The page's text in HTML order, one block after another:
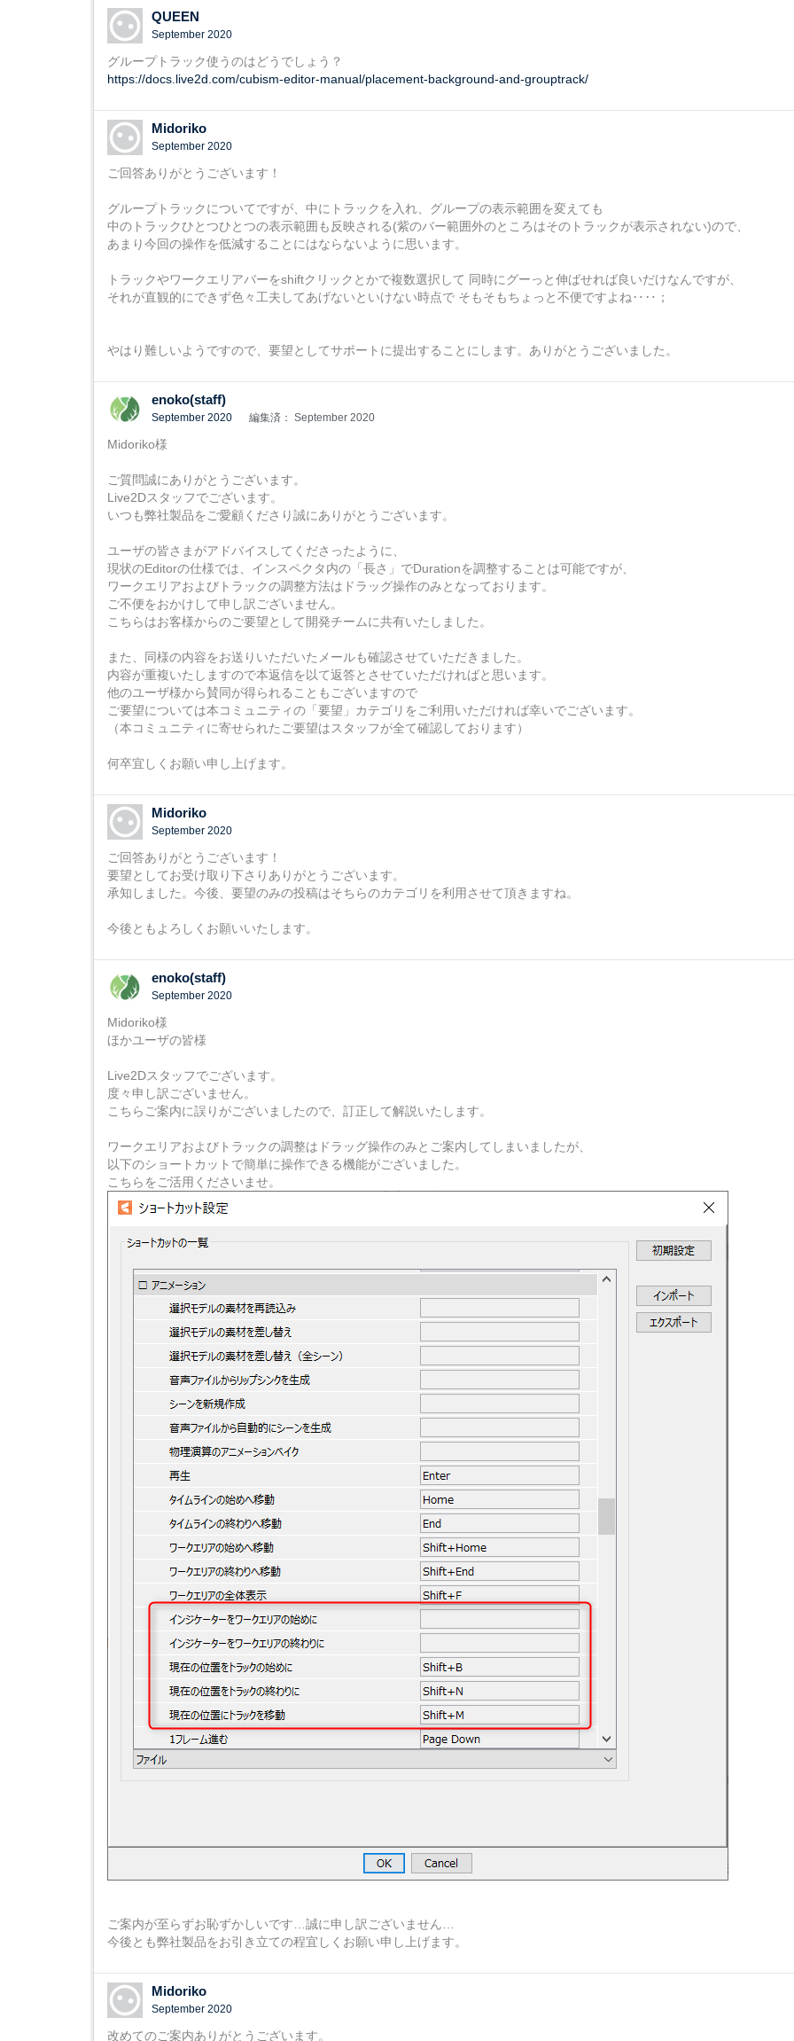
QUEEN
September 2020
グループトラック使うのはどうでしょう？
https://docs.live2d.com/cubism-editor-manual/placement-background-and-grouptrack/
Midoriko
September 2020
ご回答ありがとうございます！
グループトラックについてですが、中にトラックを入れ、グループの表示範囲を変えても
中のトラックひとつひとつの表示範囲も反映される(紫のバー範囲外のところはそのトラックが表示されない)ので、
あまり今回の操作を低減することにはならないように思います。
トラックやワークエリアバーをshiftクリックとかで複数選択して 同時にグーっと伸ばせれば良いだけなんですが、
それが直観的にできず色々工夫してあげないといけない時点で そもそもちょっと不便ですよね‥‥；
やはり難しいようですので、要望としてサポートに提出することにします。ありがとうございました。
enoko(staff)
September 2020 編集済： September 2020
Midoriko様
ご質問誠にありがとうございます。
Live2Dスタッフでございます。
いつも弊社製品をご愛顧くださり誠にありがとうございます。
ユーザの皆さまがアドバイスしてくださったように、
現状のEditorの仕様では、インスペクタ内の「長さ」でDurationを調整することは可能ですが、
ワークエリアおよびトラックの調整方法はドラッグ操作のみとなっております。
ご不便をおかけして申し訳ございません。
こちらはお客様からのご要望として開発チームに共有いたしました。
また、同様の内容をお送りいただいたメールも確認させていただきました。
内容が重複いたしますので本返信を以て返答とさせていただければと思います。
他のユーザ様から賛同が得られることもございますので
ご要望については本コミュニティの「要望」カテゴリをご利用いただければ幸いでございます。
（本コミュニティに寄せられたご要望はスタッフが全て確認しております）
何卒宜しくお願い申し上げます。
Midoriko
September 2020
ご回答ありがとうございます！
要望としてお受け取り下さりありがとうございます。
承知しました。今後、要望のみの投稿はそちらのカテゴリを利用させて頂きますね。
今後ともよろしくお願いいたします。
enoko(staff)
September 2020
Midoriko様
ほかユーザの皆様
Live2Dスタッフでございます。
度々申し訳ございません。
こちらご案内に誤りがございましたので、訂正して解説いたします。
ワークエリアおよびトラックの調整はドラッグ操作のみとご案内してしまいましたが、
以下のショートカットで簡単に操作できる機能がございました。
こちらをご活用くださいませ。
ご案内が至らずお恥ずかしいです…誠に申し訳ございません…
今後とも弊社製品をお引き立ての程宜しくお願い申し上げます。
Midoriko
September 2020
改めてのご案内ありがとうございます。